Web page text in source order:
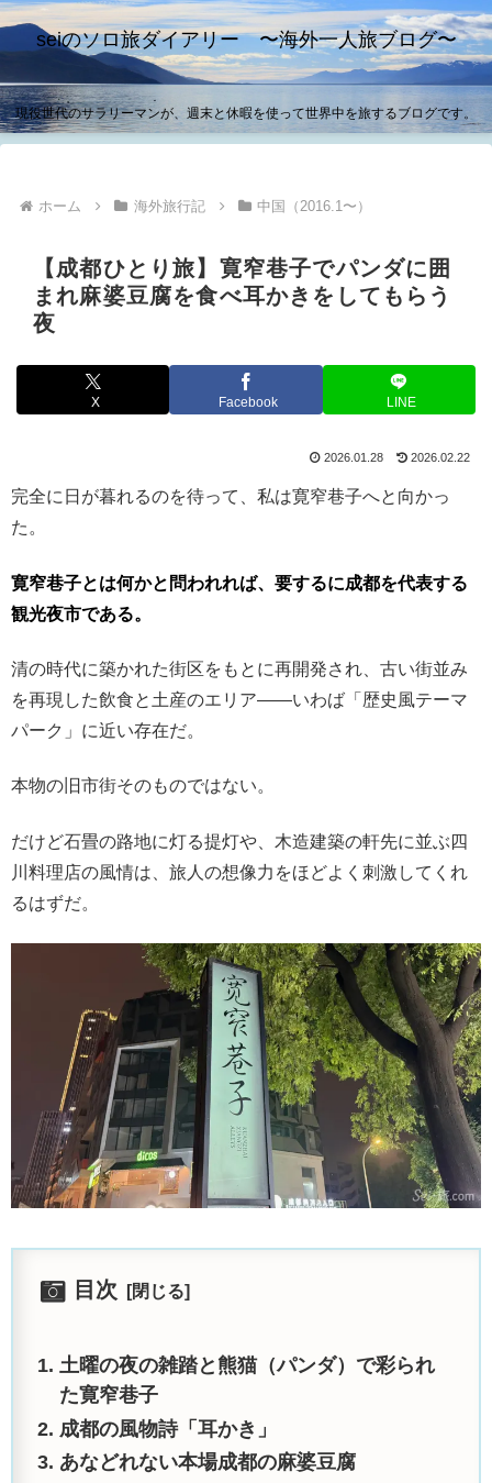
seiのソロ旅ダイアリー 〜海外一人旅ブログ〜
現役世代のサラリーマンが、週末と休暇を使って世界中を旅するブログです。
ホーム 海外旅行記 中国（2016.1〜）
【成都ひとり旅】寛窄巷子でパンダに囲
まれ麻婆豆腐を食べ耳かきをしてもらう
夜
X Facebook LINE
2026.01.28 2026.02.22
完全に日が暮れるのを待って、私は寛窄巷子へと向かっ
た。
寛窄巷子とは何かと問われれば、要するに成都を代表する
観光夜市である。
清の時代に築かれた街区をもとに再開発され、古い街並み
を再現した飲食と土産のエリア――いわば「歴史風テーマ
パーク」に近い存在だ。
本物の旧市街そのものではない。
だけど石畳の路地に灯る提灯や、木造建築の軒先に並ぶ四
川料理店の風情は、旅人の想像力をほどよく刺激してくれ
るはずだ。
目次
土曜の夜の雑踏と熊猫（パンダ）で彩られ
た寛窄巷子
成都の風物詩「耳かき」
あなどれない本場成都の麻婆豆腐